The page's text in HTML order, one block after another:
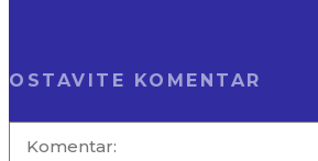
OSTAVITE KOMENTAR